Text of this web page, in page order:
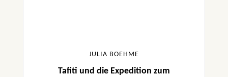
JULIA BOEHME
Tafiti und die Expedition zum